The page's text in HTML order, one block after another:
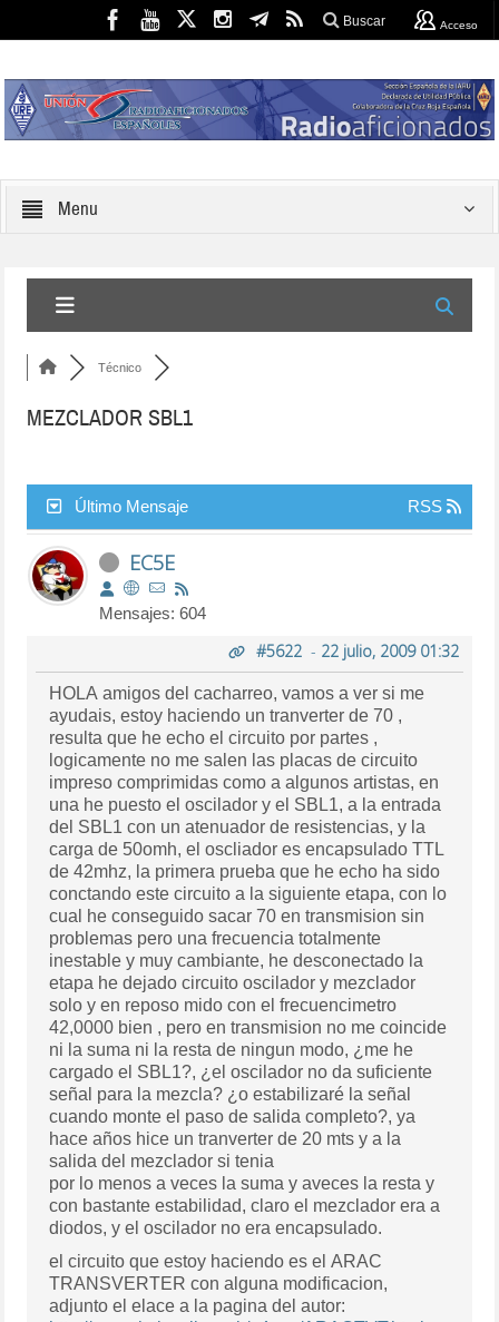
Buscar Acceso
Menu
Técnico
MEZCLADOR SBL1
Último Mensaje RSS
EC5E
Mensajes: 604
#5622- 22 julio, 2009 01:32
HOLA amigos del cacharreo, vamos a ver si me
ayudais, estoy haciendo un tranverter de 70 ,
resulta que he echo el circuito por partes ,
logicamente no me salen las placas de circuito
impreso comprimidas como a algunos artistas, en
una he puesto el oscilador y el SBL1, a la entrada
del SBL1 con un atenuador de resistencias, y la
carga de 50omh, el oscliador es encapsulado TTL
de 42mhz, la primera prueba que he echo ha sido
conctando este circuito a la siguiente etapa, con lo
cual he conseguido sacar 70 en transmision sin
problemas pero una frecuencia totalmente
inestable y muy cambiante, he desconectado la
etapa he dejado circuito oscilador y mezclador
solo y en reposo mido con el frecuencimetro
42,0000 bien , pero en transmision no me coincide
ni la suma ni la resta de ningun modo, ¿me he
cargado el SBL1?, ¿el oscilador no da suficiente
señal para la mezcla? ¿o estabilizaré la señal
cuando monte el paso de salida completo?, ya
hace años hice un tranverter de 20 mts y a la
salida del mezclador si tenia
por lo menos a veces la suma y aveces la resta y
con bastante estabilidad, claro el mezclador era a
diodos, y el oscilador no era encapsulado.
el circuito que estoy haciendo es el ARAC
TRANSVERTER con alguna modificacion,
adjunto el elace a la pagina del autor: